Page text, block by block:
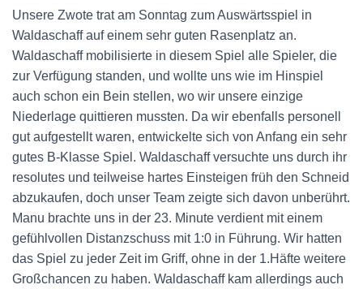
Unsere Zwote trat am Sonntag zum Auswärtsspiel in
Waldaschaff auf einem sehr guten Rasenplatz an.
Waldaschaff mobilisierte in diesem Spiel alle Spieler, die
zur Verfügung standen, und wollte uns wie im Hinspiel
auch schon ein Bein stellen, wo wir unsere einzige
Niederlage quittieren mussten. Da wir ebenfalls personell
gut aufgestellt waren, entwickelte sich von Anfang ein sehr
gutes B-Klasse Spiel. Waldaschaff versuchte uns durch ihr
resolutes und teilweise hartes Einsteigen früh den Schneid
abzukaufen, doch unser Team zeigte sich davon unberührt.
Manu brachte uns in der 23. Minute verdient mit einem
gefühlvollen Distanzschuss mit 1:0 in Führung. Wir hatten
das Spiel zu jeder Zeit im Griff, ohne in der 1.Häfte weitere
Großchancen zu haben. Waldaschaff kam allerdings auch